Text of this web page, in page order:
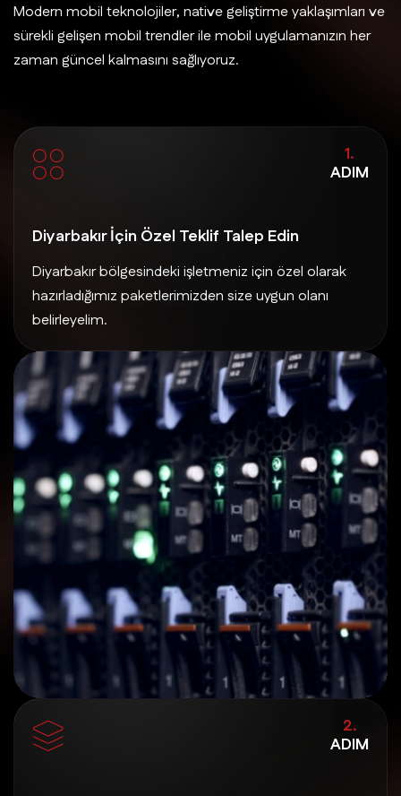
Modern mobil teknolojiler, native geliştirme yaklaşımları ve
sürekli gelişen mobil trendler ile mobil uygulamanızın her
zaman güncel kalmasını sağlıyoruz.
1.
ADIM
Diyarbakır İçin Özel Teklif Talep Edin
Diyarbakır bölgesindeki işletmeniz için özel olarak
hazırladığımız paketlerimizden size uygun olanı
belirleyelim.
2.
ADIM